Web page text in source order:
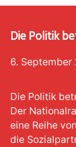
Die Politik
6. September
Die Politik
Der
eine Reihe
die